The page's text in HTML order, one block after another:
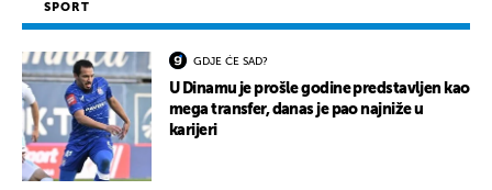
SPORT
GDJE ĆE SAD?
U Dinamu je prošle godine predstavljen kao
mega transfer, danas je pao najniže u
karijeri